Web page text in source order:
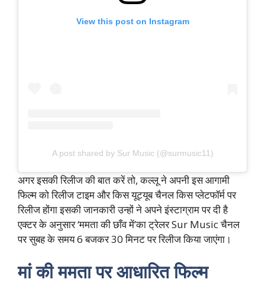
View this post on Instagram
A post shared by Sur Music (@surmusic11)
अगर इसकी रिलीज की बात करें तो, कल्लू ने अपनी इस आगामी
फिल्म को रिलीज टाइम और किस यूट्यूब चैनल किस प्लेटफॉर्म पर
रिलीज होंगा इसकी जानकारी उन्हों ने अपने इंस्टाग्राम पर दी है
एक्टर के अनुसार ‘ममता की छाँव में’का ट्रेलर Sur Music चैनल
पर सुबह के समय 6 बजकर 30 मिनट पर रिलीज किया जाएंगा।
मां की ममता पर आधारित फिल्म